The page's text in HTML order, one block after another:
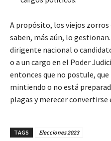
A propósito, los viejos
saben, más aún, lo
dirigente nacional o
o a un cargo en el Poder
entonces que no postule,
mintiendo o no está
plagas y merecer convertirse
TAGS
Elecciones 2023